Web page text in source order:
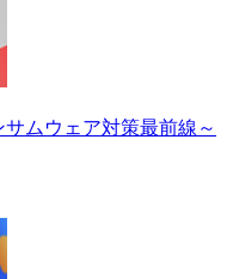
ムウェア対策最前線～